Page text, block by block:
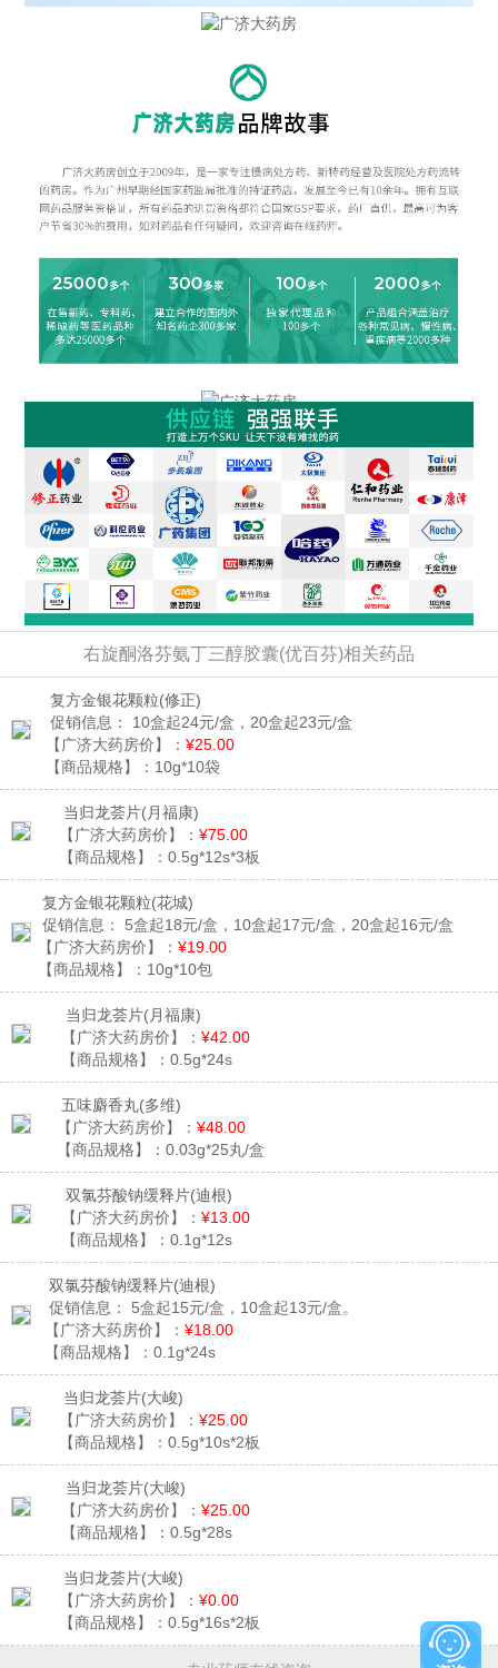
右旋酮洛芬氨丁三醇胶囊(优百芬)相关药品
复方金银花颗粒(修正)
促销信息：
10盒起24元/盒，20盒起23元/盒
【广济大药房价】： ¥25.00
【商品规格】： 10g*10袋
当归龙荟片(月福康)
【广济大药房价】： ¥75.00
【商品规格】： 0.5g*12s*3板
复方金银花颗粒(花城)
促销信息：
5盒起18元/盒，10盒起17元/盒，20盒起16元/盒
【广济大药房价】： ¥19.00
【商品规格】： 10g*10包
当归龙荟片(月福康)
【广济大药房价】： ¥42.00
【商品规格】： 0.5g*24s
五味麝香丸(多维)
【广济大药房价】： ¥48.00
【商品规格】： 0.03g*25丸/盒
双氯芬酸钠缓释片(迪根)
【广济大药房价】： ¥13.00
【商品规格】： 0.1g*12s
双氯芬酸钠缓释片(迪根)
促销信息：
5盒起15元/盒，10盒起13元/盒。
【广济大药房价】： ¥18.00
【商品规格】： 0.1g*24s
当归龙荟片(大峻)
【广济大药房价】： ¥25.00
【商品规格】： 0.5g*10s*2板
当归龙荟片(大峻)
【广济大药房价】： ¥25.00
【商品规格】： 0.5g*28s
当归龙荟片(大峻)
【广济大药房价】： ¥0.00
【商品规格】： 0.5g*16s*2板